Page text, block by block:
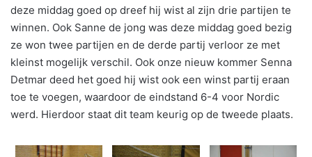
deze middag goed op dreef hij wist al zijn drie partijen te
winnen. Ook Sanne de jong was deze middag goed bezig
ze won twee partijen en de derde partij verloor ze met
kleinst mogelijk verschil. Ook onze nieuw kommer Senna
Detmar deed het goed hij wist ook een winst partij eraan
toe te voegen, waardoor de eindstand 6-4 voor Nordic
werd. Hierdoor staat dit team keurig op de tweede plaats.